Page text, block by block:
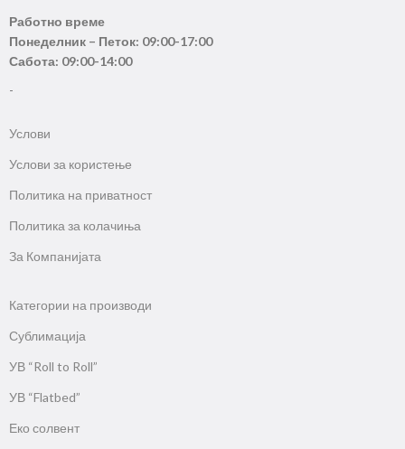
Работно време
Понеделник – Петок: 09:00-17:00
Сабота: 09:00-14:00
-
Услови
Услови за користење
Политика на приватност
Политика за колачиња
За Компанијата
Категории на производи
Сублимација
УВ “Roll to Roll”
УВ “Flatbed”
Еко солвент